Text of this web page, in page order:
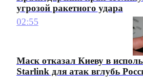
угрозой ракетного удара
02:55
Маск отказал Киеву в
Starlink для атак вглубь